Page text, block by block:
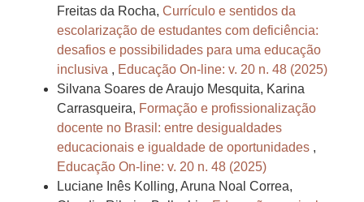
Freitas da Rocha, Currículo e sentidos da
escolarização de estudantes com deficiência:
desafios e possibilidades para uma educação
inclusiva , Educação On-line: v. 20 n. 48 (2025)
Silvana Soares de Araujo Mesquita, Karina
Carrasqueira, Formação e profissionalização
docente no Brasil: entre desigualdades
educacionais e igualdade de oportunidades ,
Educação On-line: v. 20 n. 48 (2025)
Luciane Inês Kolling, Aruna Noal Correa,